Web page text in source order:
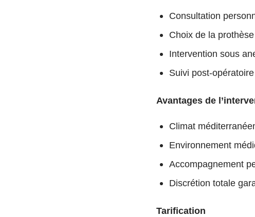
Consultation
Choix de la
Intervention sous
Suivi post-
Avantages de
Climat
Environnement
Accompagnement
Discrétion totale
Tarification